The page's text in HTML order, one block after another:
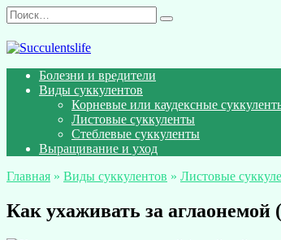
Перейти
к
содержанию
Search
for:
Болезни и вредители
Виды суккулентов
Корневые или каудексные
Листовые суккуленты
Стеблевые суккуленты
Выращивание и уход
Главная » Виды суккулентов » Листовые
Как ухаживать за аглаонемой